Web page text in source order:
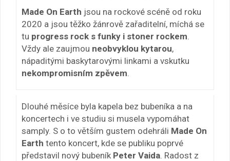
Made On Earth jsou na rockové scéně od roku
2020 a jsou těžko žánrově zařaditelní, míchá se
tu progress rock s funky i stoner rockem
Vždy ale zaujmou neobvyklou kytarou,
nápaditými baskytarovými linkami a vskutku
nekompromisním zpěvem
Dlouhé měsíce byla kapela bez bubeníka a na
koncertech i ve studiu si musela vypomáhat
samply. S o to větším gustem odehráli Made On
Earth tento koncert, kde se publiku poprvé
představil nový bubeník Peter Vaida . Radost z